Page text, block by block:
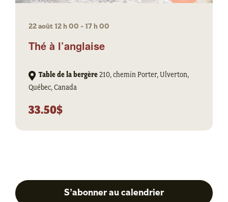
Thé à l’anglaise
22 août 12 h 00 -17 h 00
Table de la bergère210, chemin Porter, Ulverton,
Québec, Canada
33.50$
S’abonner au calendrier